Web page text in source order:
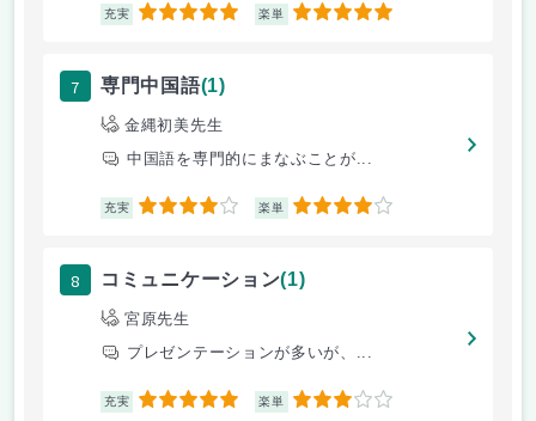
充実 5 楽単 5
7 専門中国語(1)
金縄初美先生
中国語を専門的にまなぶことが...
充実 4 楽単 4
8 コミュニケーション(1)
宮原先生
プレゼンテーションが多いが、...
充実 5 楽単 3